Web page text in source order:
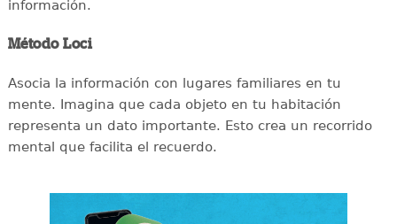
información.
Método Loci
Asocia la información con lugares familiares en tu
mente. Imagina que cada objeto en tu habitación
representa un dato importante. Esto crea un recorrido
mental que facilita el recuerdo.